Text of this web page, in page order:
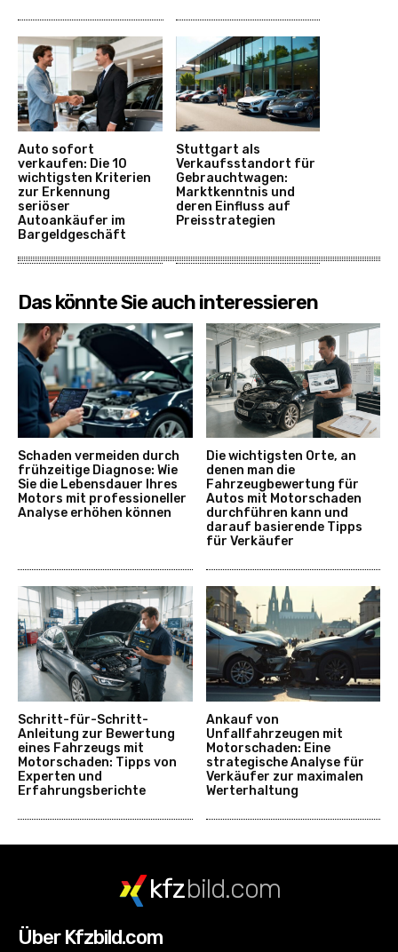
Auto sofort
verkaufen: Die 10
wichtigsten Kriterien
zur Erkennung
seriöser
Autoankäufer im
Bargeldgeschäft
Stuttgart als
Verkaufsstandort für
Gebrauchtwagen:
Marktkenntnis und
deren Einfluss auf
Preisstrategien
Das könnte Sie auch interessieren
Schaden vermeiden durch
frühzeitige Diagnose: Wie
Sie die Lebensdauer Ihres
Motors mit professioneller
Analyse erhöhen können
Die wichtigsten Orte, an
denen man die
Fahrzeugbewertung für
Autos mit Motorschaden
durchführen kann und
darauf basierende Tipps
für Verkäufer
Schritt-für-Schritt-
Anleitung zur Bewertung
eines Fahrzeugs mit
Motorschaden: Tipps von
Experten und
Erfahrungsberichte
Ankauf von
Unfallfahrzeugen mit
Motorschaden: Eine
strategische Analyse für
Verkäufer zur maximalen
Werterhaltung
kfzbild.com
Über Kfzbild.com